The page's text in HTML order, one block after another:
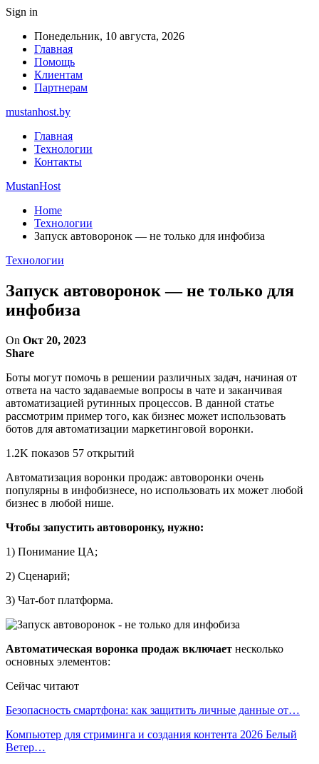
Sign in
Понедельник, 10 августа, 2026
Главная
Помощь
Клиентам
Партнерам
mustanhost.by
Главная
Технологии
Контакты
MustanHost
Home
Технологии
Запуск автоворонок — не только для инфобиза
Технологии
Запуск автоворонок — не только для
инфобиза
On Окт 20, 2023
Share
Боты могут помочь в решении различных задач, начиная от
ответа на часто задаваемые вопросы в чате и заканчивая
автоматизацией рутинных процессов. В данной статье
рассмотрим пример того, как бизнес может использовать
ботов для автоматизации маркетинговой воронки.
1.2K показов 57 открытий
Автоматизация воронки продаж: автоворонки очень
популярны в инфобизнесе, но использовать их может любой
бизнес в любой нише.
Чтобы запустить автоворонку, нужно:
1) Понимание ЦА;
2) Сценарий;
3) Чат-бот платформа.
Автоматическая воронка продаж включает несколько
основных элементов:
Сейчас читают
Безопасность смартфона: как защитить личные данные от…
Компьютер для стриминга и создания контента 2026 Белый
Ветер…